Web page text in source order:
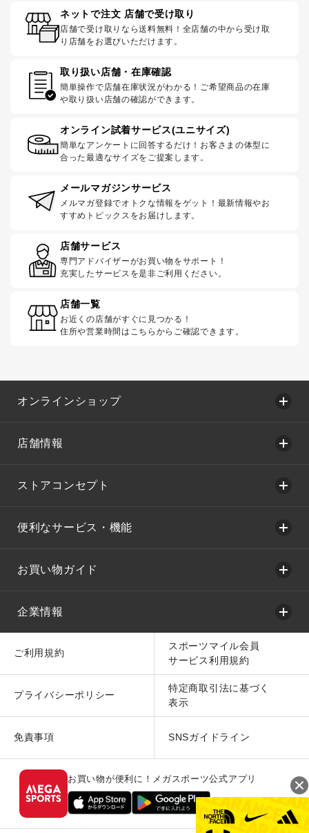
ネットで注文 店舗で受け取り
店舗で受け取りなら送料無料！全店舗の中から受け取
り店舗をお選びいただけます。
取り扱い店舗・在庫確認
簡単操作で店舗在庫状況がわかる！ご希望商品の在庫
や取り扱い店舗の確認ができます。
オンライン試着サービス(ユニサイズ)
簡単なアンケートに回答するだけ！お客さまの体型に
合った最適なサイズをご提案します。
メールマガジンサービス
メルマガ登録でオトクな情報をゲット！最新情報やお
すすめトピックスをお届けします。
店舗サービス
専門アドバイザーがお買い物をサポート！
充実したサービスを是非ご利用ください。
店舗一覧
お近くの店舗がすぐに見つかる！
住所や営業時間はこちらからご確認できます。
オンラインショップ
店舗情報
ストアコンセプト
便利なサービス・機能
お買い物ガイド
企業情報
ご利用規約
スポーツマイル会員
サービス利用規約
プライバシーポリシー
特定商取引法に基づく
表示
免責事項 SNSガイドライン
お買い物が便利に！メガスポーツ公式アプリ